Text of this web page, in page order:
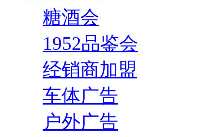
糖酒会
1952品鉴会
经销商加盟
车体广告
户外广告